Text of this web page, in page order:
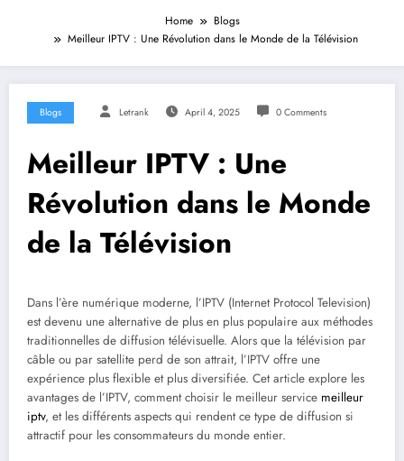
Home
Blogs
Meilleur IPTV : Une Révolution dans le Monde de la Télévision
Blogs Letrank April 4, 2025 0 Comments
Meilleur IPTV : Une
Révolution dans le Monde
de la Télévision
Dans l’ère numérique moderne, l’IPTV (Internet Protocol Television)
est devenu une alternative de plus en plus populaire aux méthodes
traditionnelles de diffusion télévisuelle. Alors que la télévision par
câble ou par satellite perd de son attrait, l’IPTV offre une
expérience plus flexible et plus diversifiée. Cet article explore les
avantages de l’IPTV, comment choisir le meilleur service meilleur
iptv, et les différents aspects qui rendent ce type de diffusion si
attractif pour les consommateurs du monde entier.